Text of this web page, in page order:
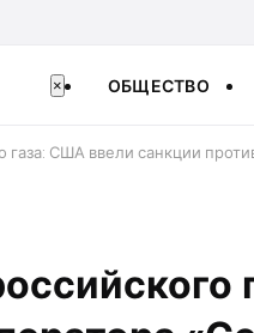
× ОБЩЕСТВО
газа: США ввели санкции